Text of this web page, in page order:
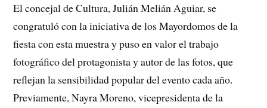
El concejal de Cultura, Julián Melián Aguiar, se
congratuló con la iniciativa de los Mayordomos de la
fiesta con esta muestra y puso en valor el trabajo
fotográfico del protagonista y autor de las fotos, que
reflejan la sensibilidad popular del evento cada año.
Previamente, Nayra Moreno, vicepresidenta de la